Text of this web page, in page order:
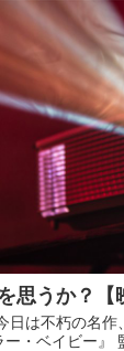
思うか？【
日は不朽の名作
ー・ベイビー』